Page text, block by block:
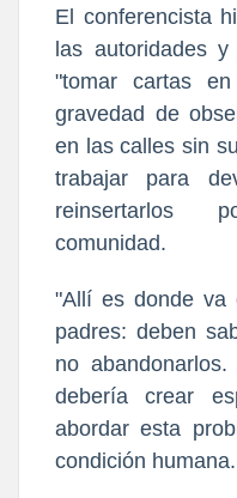
El conferencista
las autoridades
"tomar cartas
gravedad de
en las calles sin
trabajar para
reinsertarlos
comunidad.
​"Allí es donde va
padres: deben
no
debería crear
abordar esta
condición humana.